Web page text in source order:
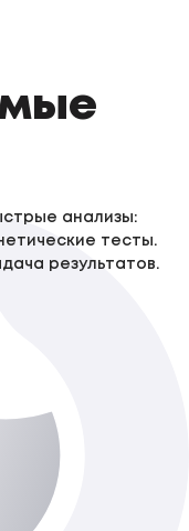
анализы:
тесты.
результатов.